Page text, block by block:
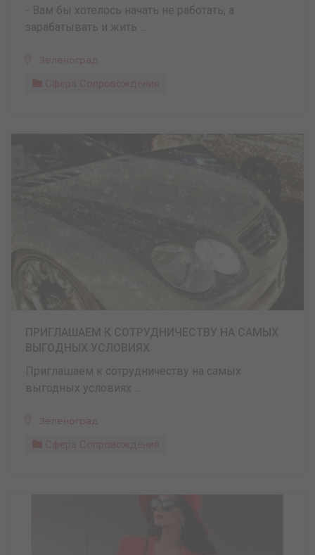
- Вам бы хотелось начать не работать, а
зарабатывать и жить ...
Зеленоград
Сфера Сопровождения
Приглашаем к сотрудничеству на самых
выгодных условиях ...
Зеленоград
Сфера Сопровождения